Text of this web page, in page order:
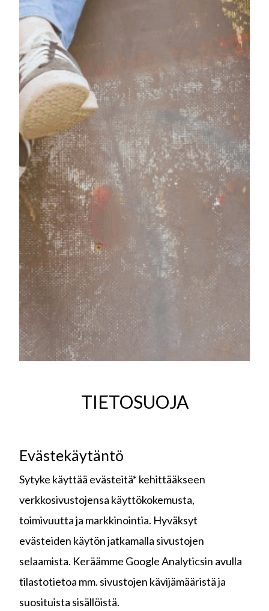
TIETOSUOJA
Evästekäytäntö
Sytyke käyttää evästeitä* kehittääkseen
verkkosivustojensa käyttökokemusta,
toimivuutta ja markkinointia. Hyväksyt
evästeiden käytön jatkamalla sivustojen
selaamista. Keräämme Google Analyticsin avulla
tilastotietoa mm. sivustojen kävijämääristä ja
suosituista sisällöistä.